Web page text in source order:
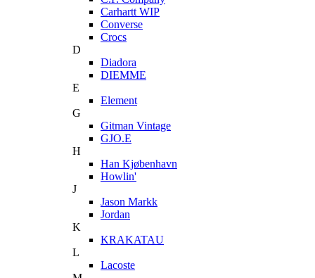
Carhartt WIP
Converse
Crocs
D
Diadora
DIEMME
E
Element
G
Gitman Vintage
GJO.E
H
Han Kjøbenhavn
Howlin'
J
Jason Markk
Jordan
K
KRAKATAU
L
Lacoste